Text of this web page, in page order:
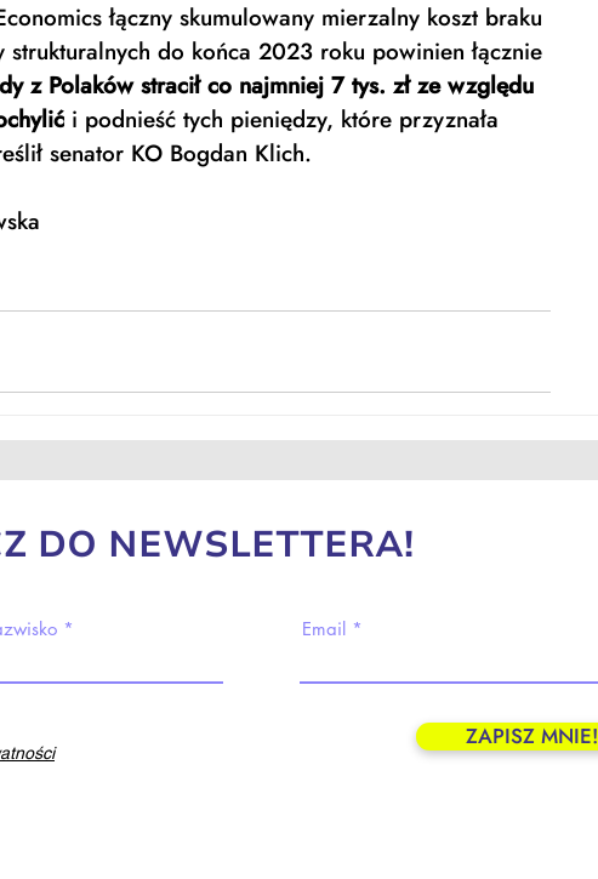
łączny skumulowany mierzalny koszt braku
do końca 2023 roku powinien łącznie
z Polaków stracił co najmniej 7 tys. zł ze względu
i podnieść tych pieniędzy, które przyznała
senator KO Bogdan Klich.
DO NEWSLETTERA!
Email
ZAPISZ MNIE!